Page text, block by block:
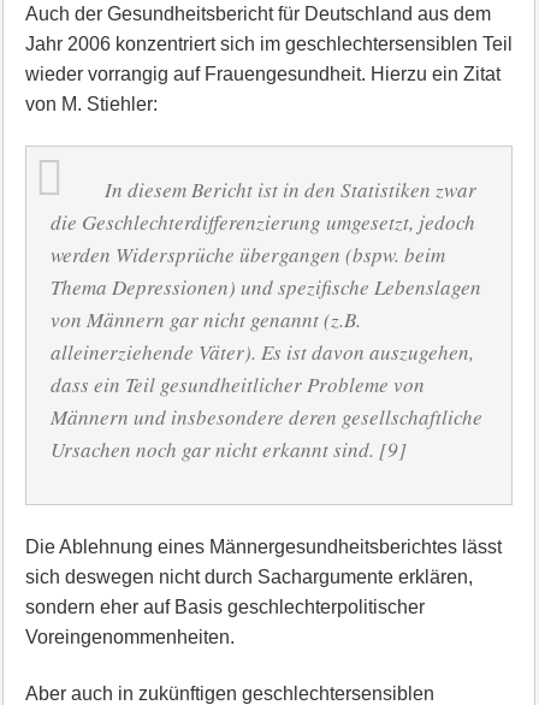
Auch der Gesundheitsbericht für Deutschland aus dem
Jahr 2006 konzentriert sich im geschlechter­sensiblen Teil
wieder vorrangig auf Frauengesundheit. Hierzu ein Zitat
von M. Stiehler:
In diesem Bericht ist in den Statistiken zwar
die Geschlechterdifferenzierung umgesetzt, je­doch
werden Widersprüche übergangen (bspw. beim
Thema Depressionen) und spezifische Lebenslagen
von Männern gar nicht genannt (z.B.
alleinerziehende Väter). Es ist davon auszugehen,
dass ein Teil gesundheitlicher Probleme von
Männern und insbesondere deren gesellschaftliche
Ursachen noch gar nicht erkannt sind. [9]
Die Ablehnung eines Männergesundheitsberichtes lässt
sich deswegen nicht durch Sachargumente erklären,
sondern eher auf Basis geschlechterpolitischer
Voreingenommenheiten.
Aber auch in zukünftigen geschlechtersensiblen